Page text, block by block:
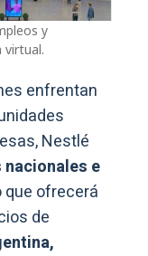
y
virtual.
enfrentan
Nestlé
nacionales e
que ofrecerá
de